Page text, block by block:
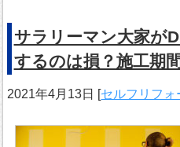
サラリーマン大家が
するのは損？施工期
2021年4月13日 [セルフリフォ